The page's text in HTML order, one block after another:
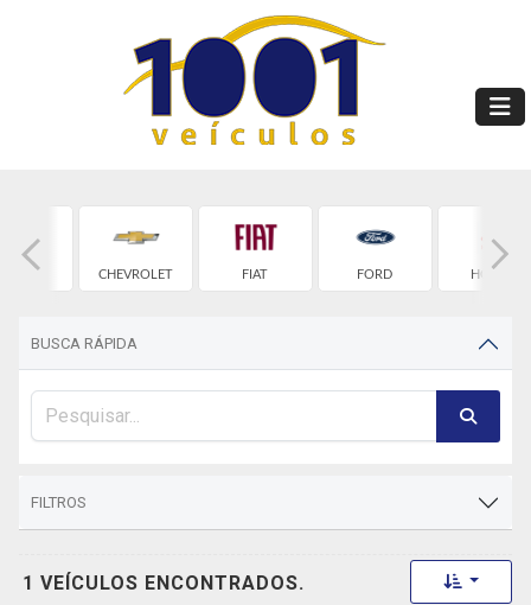
BYD
CHEVROLET
FIAT FORD HONDA
BUSCA RÁPIDA
FILTROS
1 VEÍCULOS ENCONTRADOS. Toggle